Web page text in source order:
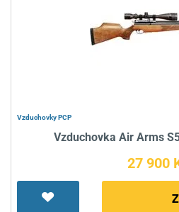
Vzduchovky PCP
Vzduchovka Air Arms
27 900